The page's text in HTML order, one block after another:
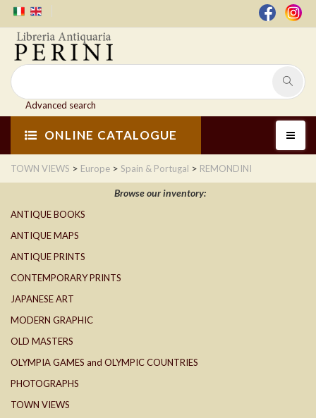
Advanced search
ONLINE CATALOGUE
TOWN VIEWS > Europe > Spain & Portugal > REMONDINI
Browse our inventory:
ANTIQUE BOOKS
ANTIQUE MAPS
ANTIQUE PRINTS
CONTEMPORARY PRINTS
JAPANESE ART
MODERN GRAPHIC
OLD MASTERS
OLYMPIA GAMES and OLYMPIC COUNTRIES
PHOTOGRAPHS
TOWN VIEWS